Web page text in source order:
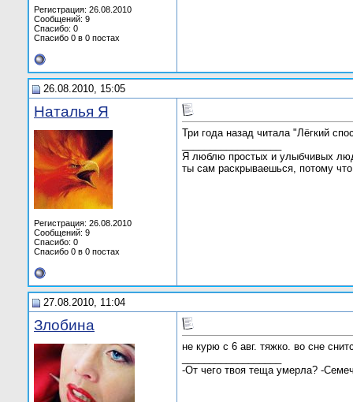
Регистрация: 26.08.2010
Сообщений: 9
Спасибо: 0
Спасибо 0 в 0 постах
26.08.2010, 15:05
Наталья Я
Регистрация: 26.08.2010
Сообщений: 9
Спасибо: 0
Спасибо 0 в 0 постах
Три года назад читала "Лёгкий
Я люблю простых и улыбчивых
ты сам раскрываешься, потому
27.08.2010, 11:04
Злобина
не курю с 6 авг. тяжко. во сне
-От чего твоя теща умерла? -